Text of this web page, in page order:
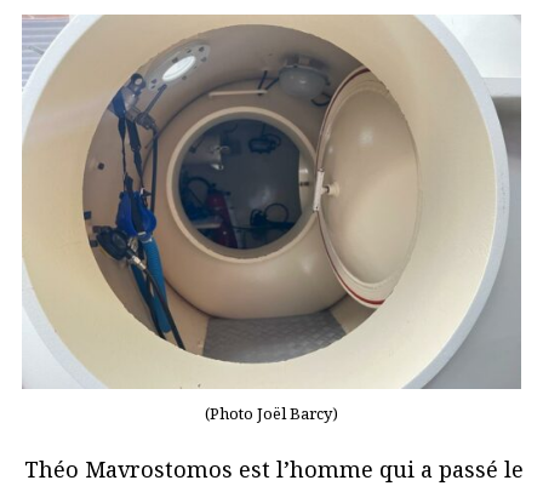
(Photo Joël Barcy)
Théo Mavrostomos est l’homme qui a passé le